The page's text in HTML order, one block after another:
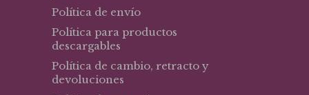
Política de envío
Política para productos
descargables
Política de cambio, retracto y
devoluciones